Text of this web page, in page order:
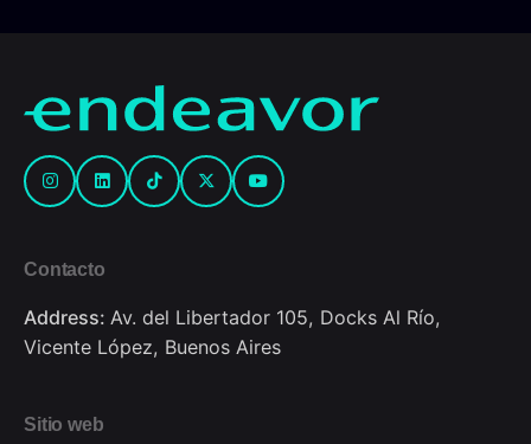
Contacto
Address: Av. del Libertador 105, Docks Al Río,
Vicente López, Buenos Aires
Sitio web